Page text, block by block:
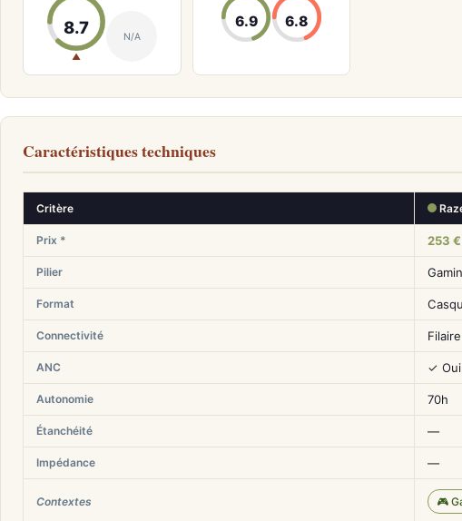
8.7
▲
N/A
6.9 6.8
Caractéristiques techniques
Critère
Prix * 253 €
Pilier
Format
Connectivité
ANC ✓ Oui
Autonomie 70h
Étanchéité —
Impédance —
Contextes 🎮